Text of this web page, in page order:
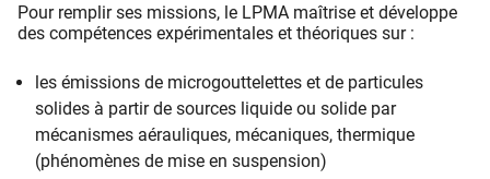
Pour remplir ses missions, le LPMA maîtrise et développe
des compétences expérimentales et théoriques sur :
les émissions de microgouttelettes et de particules
solides à partir de sources liquide ou solide par
mécanismes aérauliques, mécaniques, thermique
(phénomènes de mise en suspension)